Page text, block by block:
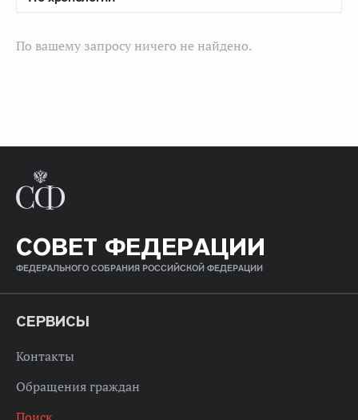
По вашему запросу ничего не найдено.
СОВЕТ ФЕДЕРАЦИИ
ФЕДЕРАЛЬНОГО СОБРАНИЯ РОССИЙСКОЙ ФЕДЕРАЦИИ
СЕРВИСЫ
Контакты
Обращения граждан
Поиск